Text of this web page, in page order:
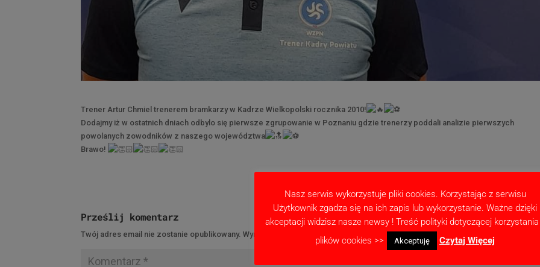
Trener Artur Chmiel trenerem bramkarzy w Kadrze Wielkopolski rocznika 2010!
Dodajmy iż w ostatnich dniach odbylo się pierwsze zgrupowanie w Poznaniu gdzie trenerzy poddali analizie pierwszych
powolanych zowodników z naszego województwa
Brawo!
Prześlij komentarz
Twój adres email nie zostanie opublikowany. Wymagane pola są oznaczone
Nasz serwis wykorzystuje pliki cookies. Korzystając z serwisu
Użytkownik zgadza się na ich zapis lub wykorzystanie. Ważne dzięki
akceptacji widzisz nasze newsy ! Treść polityki dotyczącej
plików cookies >>
Akceptuję Czytaj Więcej